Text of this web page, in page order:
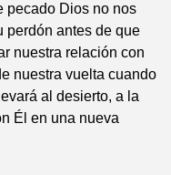
pecado Dios no nos
perdón antes de que
nuestra relación con
nuestra vuelta cuando
al desierto, a la
Él en una nueva